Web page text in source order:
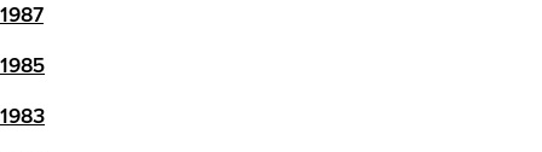
1987
1985
1983